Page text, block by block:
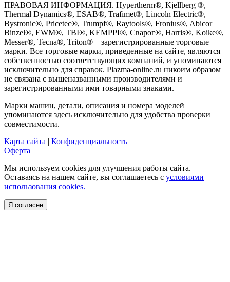
ПРАВОВАЯ ИНФОРМАЦИЯ. Hypertherm®, Kjellberg ®,
Thermal Dynamics®, ESAB®, Trafimet®, Lincoln Electric®,
Bystronic®, Pricetec®, Trumpf®, Raytools®, Fronius®, Abicor
Binzel®, EWM®, TBI®, KEMPPI®, Сварог®, Harris®, Koike®,
Messer®, Tecna®, Triton® – зарегистрированные торговые
марки. Все торговые марки, приведенные на сайте, являются
собственностью соответствующих компаний, и упоминаются
исключительно для справок. Plazma-online.ru никоим образом
не связана с вышеназванными производителями и
зарегистрированными ими товарными знаками.
Марки машин, детали, описания и номера моделей
упоминаются здесь исключительно для удобства проверки
совместимости.
Карта сайта | Конфиденциальность
Оферта
Мы используем cookies для улучшения работы сайта.
Оставаясь на нашем сайте, вы соглашаетесь с условиями
использования cookies.
Я согласен